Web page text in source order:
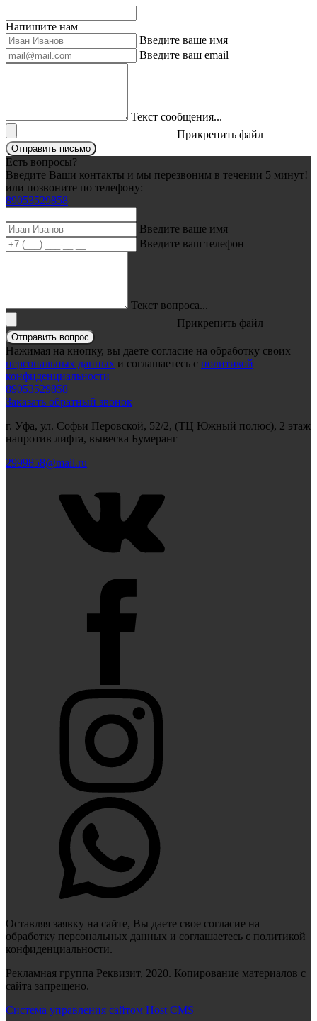
Напишите нам
Введите ваше имя
Введите ваш email
Текст сообщения...
Прикрепить файл
Отправить письмо
Есть вопросы?
Введите Ваши контакты и мы перезвоним в течении 5 минут!
или позвоните по телефону:
89053529858
Введите ваше имя
Введите ваш телефон
Текст вопроса...
Прикрепить файл
Отправить вопрос
Нажимая на кнопку, вы даете согласие на обработку своих
персональных данных и соглашаетесь с политикой
конфиденциальности
89053529858
Заказать обратный звонок
г. Уфа, ул. Софьи Перовской, 52/2, (ТЦ Южный полюс), 2 этаж
напротив лифта, вывеска Бумеранг
2999858@mail.ru
Оставляя заявку на сайте, Вы даете свое согласие на
обработку персональных данных и соглашаетесь c политикой
конфиденциальности.
Рекламная группа Реквизит, 2020. Копирование материалов с
сайта запрещено.
Система управления сайтом Host CMS